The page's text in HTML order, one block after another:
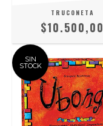
TRUCONETA
$10.500,00
SIN
STOCK